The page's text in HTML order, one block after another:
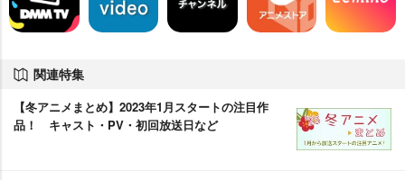
関連特集
【冬アニメまとめ】2023年1月スタートの注目作
品！ キャスト・PV・初回放送日など